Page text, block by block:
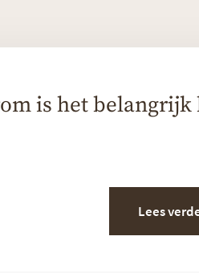
is het belangrijk
Lees